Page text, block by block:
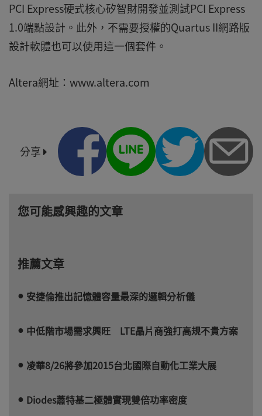
PCI Express硬式核心矽智財開發並測試PCI Express
1.0端點設計。此外，不需要授權的Quartus II網路版
設計軟體也可以使用這一個套件。
Altera網址：www.altera.com
分享
您可能感興趣的文章
推薦文章
安捷倫推出記憶體容量最深的邏輯分析儀
中低階市場需求興旺 LTE晶片商強打高規不貴方案
凌華8/26將參加2015台北國際自動化工業大展
Diodes蕭特基二極體實現雙倍功率密度